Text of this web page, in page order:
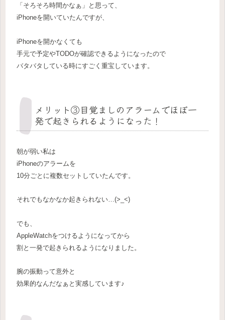
「そろそろ時間かなぁ」と思って、
iPhoneを開いていたんですが、
iPhoneを開かなくても
手元で予定やTODOが確認できるようになったので
バタバタしている時にすごく重宝しています。
メリット③目覚ましのアラームでほぼ一
発で起きられるようになった！
朝が弱い私は
iPhoneのアラームを
10分ごとに複数セットしていたんです。
それでもなかなか起きられない…(>_<)
でも、
AppleWatchをつけるようになってから
割と一発で起きられるようになりました。
腕の振動って意外と
効果的なんだなぁと実感しています♪